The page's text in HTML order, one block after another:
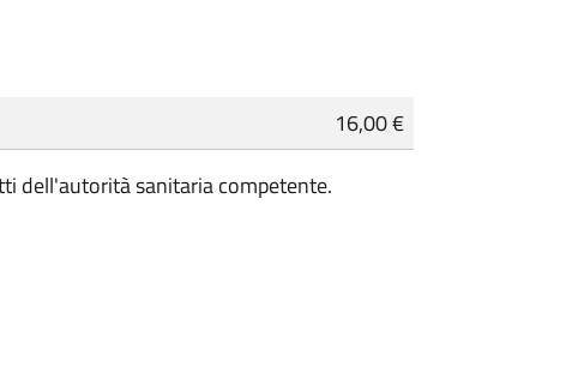
16,00 €
dell'autorità sanitaria competente.